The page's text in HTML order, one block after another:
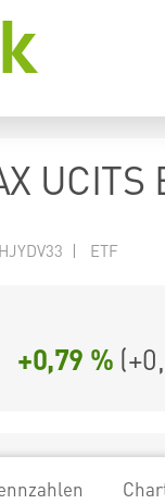
UCITS
| ETF
+0,79 % (